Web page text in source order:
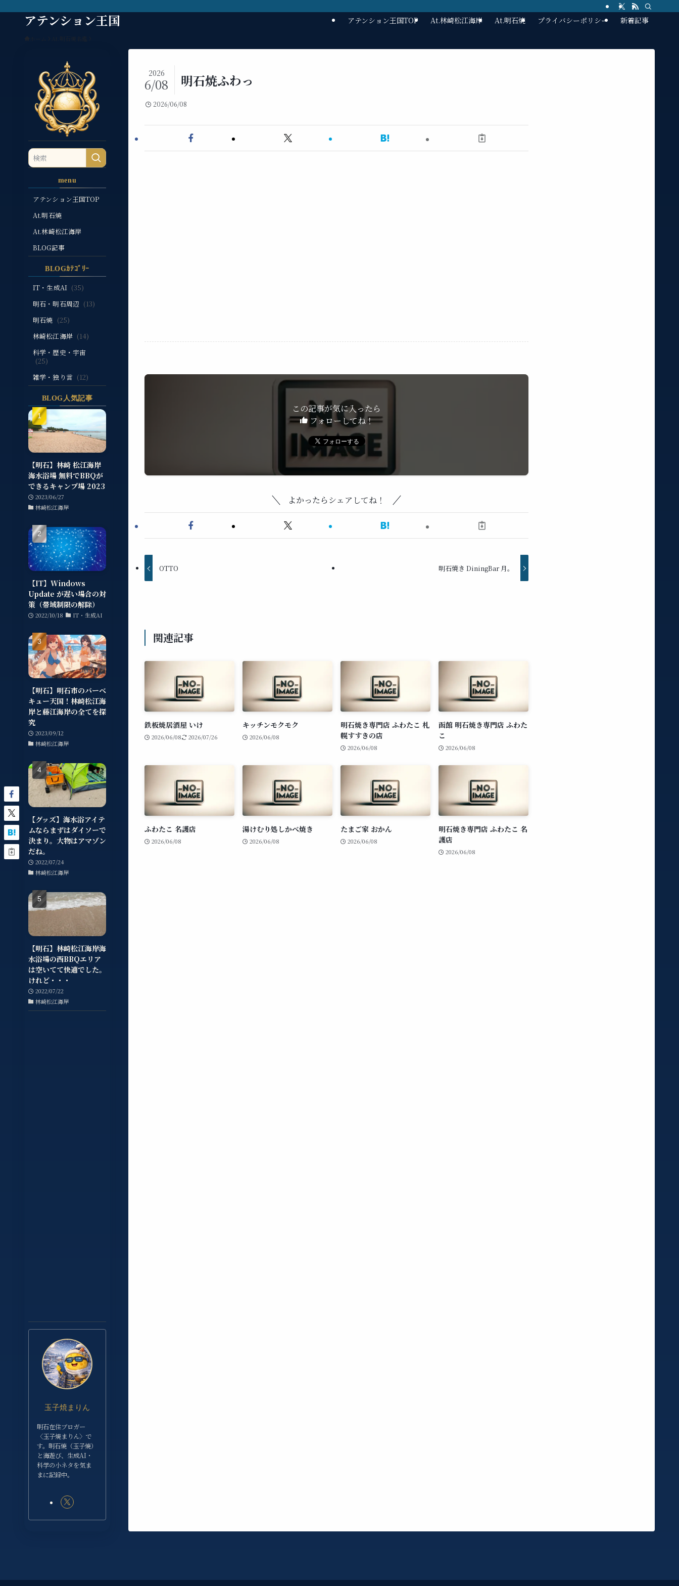
アテンション王国 アテンション王国TOP At.林崎松江海岸 At.明石焼 プライバシーポリシー 新着記事
明石焼ふわっ
2026
6/08
2026/06/08
この記事が気に入ったら
フォローしてね！
よかったらシェアしてね！
OTTO 明石焼き DiningBar 月。
関連記事
鉄板焼居酒屋 いけ
2026/06/08 2026/07/26
キッチンモクモク
2026/06/08
明石焼き専門店 ふわたこ 札
幌すすきの店
2026/06/08
函館 明石焼き専門店 ふわた
こ
2026/06/08
ふわたこ 名護店
2026/06/08
湯けむり処しかべ焼き
2026/06/08
たまご家 おかん
2026/06/08
明石焼き専門店 ふわたこ 名
護店
2026/06/08
menu
アテンション王国TOP
At.明石焼
At.林崎松江海岸
BLOG記事
BLOGｶﾃｺﾞﾘｰ
IT・生成AI (35)
明石・明石周辺 (13)
明石焼 (25)
林崎松江海岸 (14)
科学・歴史・宇宙
(25)
雑学・独り言 (12)
BLOG人気記事
【明石】林崎 松江海岸
海水浴場 無料でBBQが
できるキャンプ場 2023
2023/06/27
林崎松江海岸
【IT】Windows
Update が遅い場合の対
策（帯域制限の解除）
2022/10/18 IT・生成AI
【明石】明石市のバーベ
キュー天国！林崎松江海
岸と藤江海岸の全てを探
究
2023/09/12
林崎松江海岸
【グッズ】海水浴アイテ
ムならまずはダイソーで
決まり。大物はアマゾン
だね。
2022/07/24
林崎松江海岸
【明石】林崎松江海岸海
水浴場の西BBQエリア
は空いてて快適でした。
けれど・・・
2022/07/22
林崎松江海岸
玉子焼まりん
明石在住ブロガー
〈玉子焼まりん〉で
す。明石焼（玉子焼）
と海遊び、生成AI・
科学の小ネタを気ま
まに記録中。